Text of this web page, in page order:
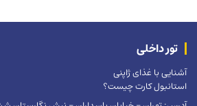
تور داخلی
آشنایی با غذای ژاپنی
استانبول کارت چیست؟